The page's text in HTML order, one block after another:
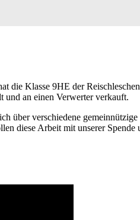
die Klasse 9HE der
und an einen Verwerter verkauft.
über verschiedene
diese Arbeit mit unserer Spende